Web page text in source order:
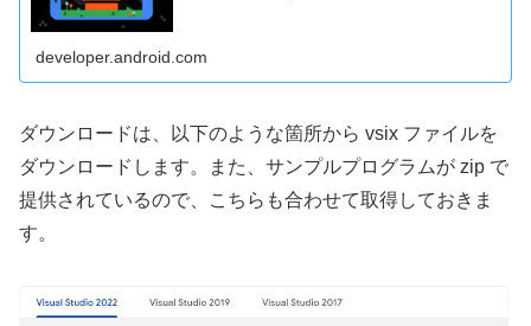
developer.android.com
ダウンロードは、以下のような箇所から vsix ファイルを
ダウンロードします。また、サンプルプログラムが zip で
提供されているので、こちらも合わせて取得しておきま
す。